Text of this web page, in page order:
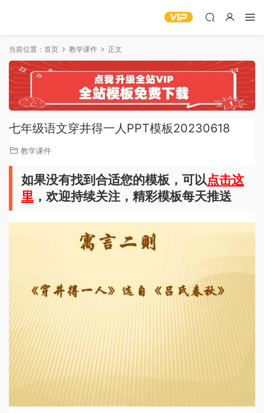
当前位置： 首页 教学课件 正文
七年级语文穿井得一人PPT模板20230618
教学课件
如果没有找到合适您的模板，可以点击这
里 ，欢迎持续关注，精彩模板每天推送